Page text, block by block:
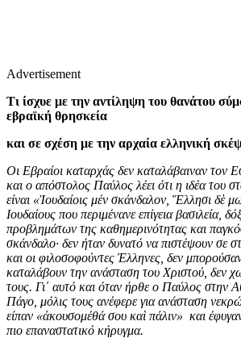
Advertisement
Τι ίσχυε με την αντίληψη του θανάτου
εβραϊκή θρησκεία
και σε σχέση με την αρχαία ελληνική
Οι Εβραίοι καταρχάς δεν καταλάβαιναν τον
και ο απόστολος Παύλος λέει ότι η ιδέα του
είναι «Ἰουδαίοις μέν σκάνδαλον, Ἕλλησι δὲ
Ιουδαίους που περιμένανε επίγεια βασιλεία,
προβλημάτων της καθημερινότητας και
σκάνδαλο· δεν ήταν δυνατό να πιστέψουν σε
και οι φιλοσοφούντες Έλληνες, δεν
καταλάβουν την ανάσταση του Χριστού, δεν
τους. Γι΄ αυτό και όταν ήρθε ο Παύλος στην
Πάγο, μόλις τους ανέφερε για ανάσταση
είπαν «ἀκουσομέθά σου καὶ πάλιν» και
πιο επαναστατικό κήρυγμα.